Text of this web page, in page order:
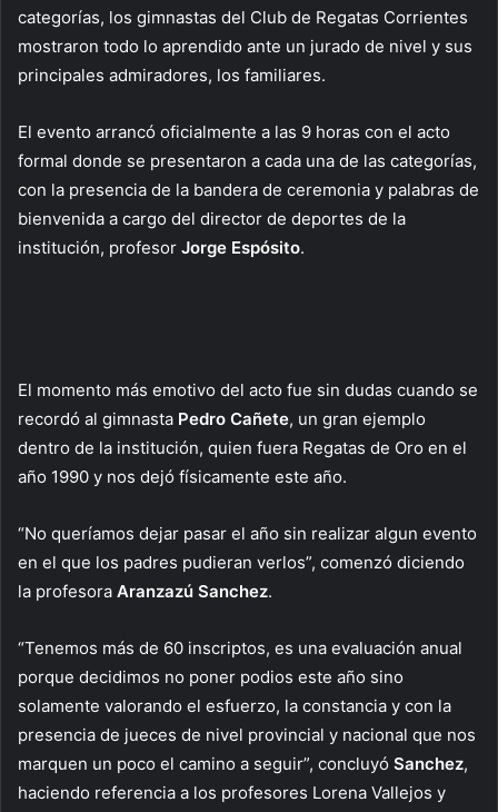
categorías, los gimnastas del Club de Regatas Corrientes
mostraron todo lo aprendido ante un jurado de nivel y sus
principales admiradores, los familiares.
El evento arrancó oficialmente a las 9 horas con el acto
formal donde se presentaron a cada una de las categorías,
con la presencia de la bandera de ceremonia y palabras de
bienvenida a cargo del director de deportes de la
institución, profesor Jorge Espósito.
El momento más emotivo del acto fue sin dudas cuando se
recordó al gimnasta Pedro Cañete, un gran ejemplo
dentro de la institución, quien fuera Regatas de Oro en el
año 1990 y nos dejó físicamente este año.
“No queríamos dejar pasar el año sin realizar algun evento
en el que los padres pudieran verlos”, comenzó diciendo
la profesora Aranzazú Sanchez.
“Tenemos más de 60 inscriptos, es una evaluación anual
porque decidimos no poner podios este año sino
solamente valorando el esfuerzo, la constancia y con la
presencia de jueces de nivel provincial y nacional que nos
marquen un poco el camino a seguir”, concluyó Sanchez,
haciendo referencia a los profesores Lorena Vallejos y